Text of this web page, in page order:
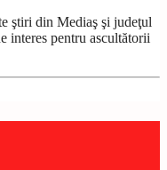
ştiri din Mediaş şi judeţul
interes pentru ascultătorii